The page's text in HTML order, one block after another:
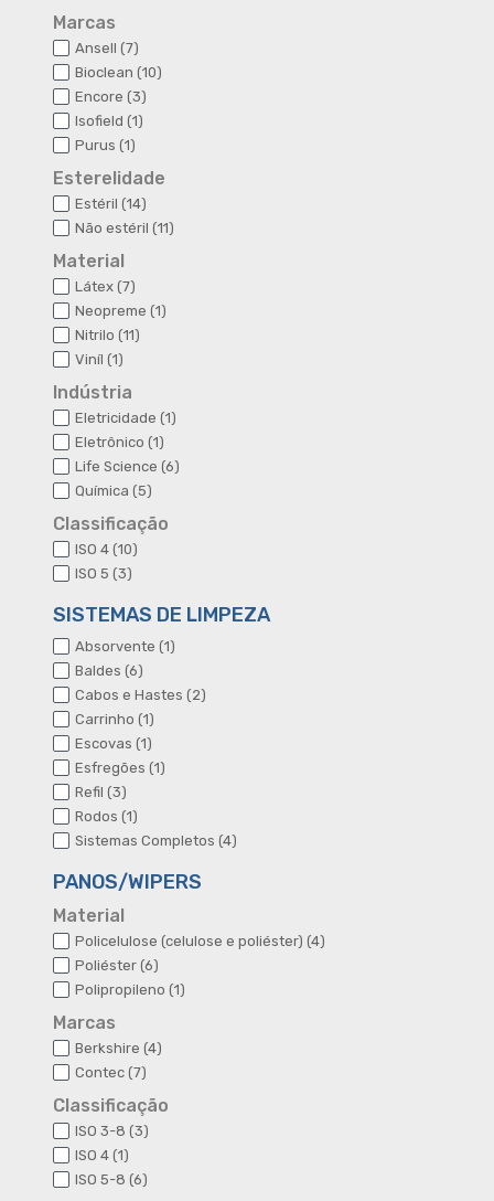
Marcas
Ansell 77
produtos
Bioclean 1010
Encore 33
produtos
Isofield 11
Purus 11
Esterelidade
Estéril 1414
produtos
Não estéril 1111
Material
Látex 77
produtos
Neopreme 11
Nitrilo 1111
Viníl 11
Indústria
Eletricidade 11
Eletrônico 11
produto
Life Science 66
Química 55
Classificação
ISO 4 1010
ISO 5 33
SISTEMAS DE LIMPEZA
Absorvente 11
Baldes 66
produtos
Cabos e Hastes 22
Carrinho 11
produto
Escovas 11
produto
Esfregões 11
Refil 33
produtos
Rodos 11
produto
Sistemas Completos 44
PANOS/WIPERS
Material
Policelulose (celulose e poliéster) 44
Poliéster 66
produtos
Polipropileno 11
Marcas
Berkshire 44
Contec 77
Classificação
ISO 3-8 33
ISO 4 11
produto
ISO 5-8 66